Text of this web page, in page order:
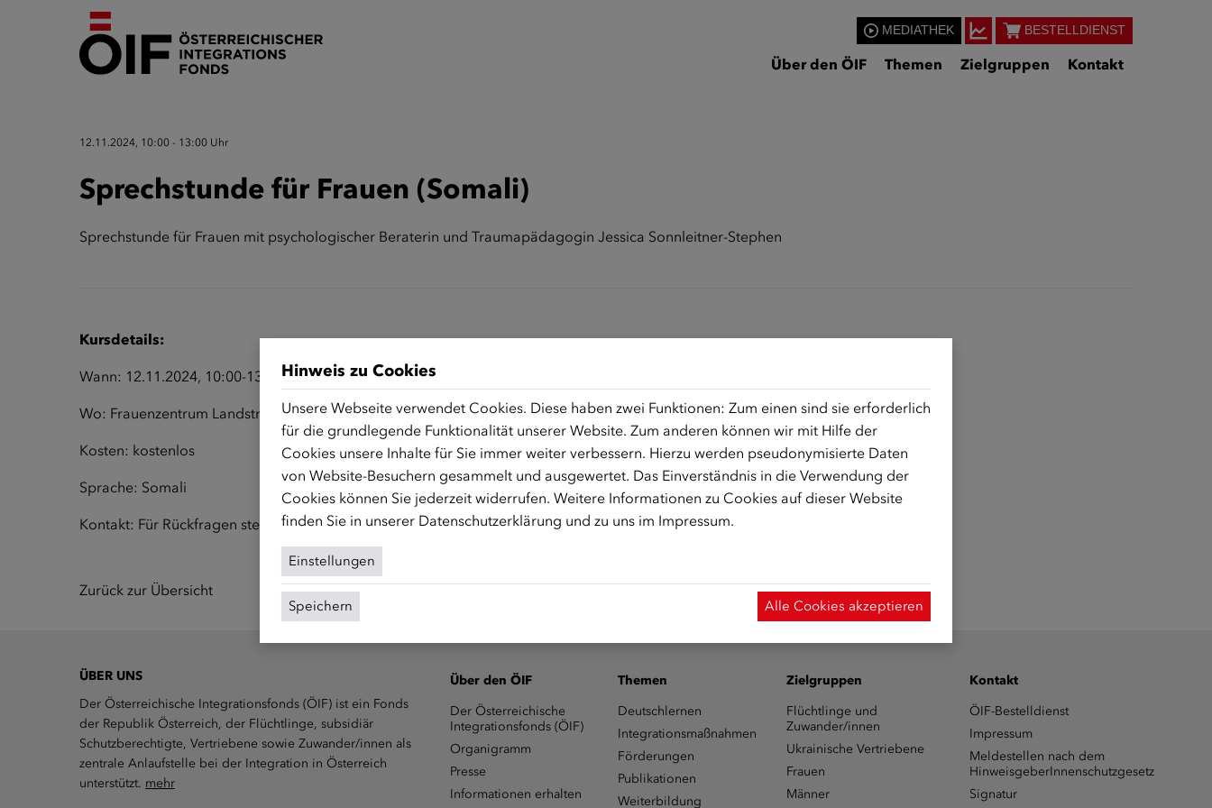
MEDIATHEK BESTELLDIENST
Über den ÖIF Themen Zielgruppen Kontakt
12.11.2024, 10:00 - 13:00 Uhr
Sprechstunde für Frauen (Somali)
Sprechstunde für Frauen mit psychologischer Beraterin und Traumapädagogin Jessica Sonnleitner-Stephen
Kursdetails:
Wann: 12.11.2024, 10:00-13:00 Uhr
Wo: Frauenzentrum Landstraßer Hauptstraße 26, 1030 Wien
Kosten: kostenlos
Sprache: Somali
Kontakt: Für Rückfragen stehen wir unter frauen@integrationsfonds.atzur Verfügung
Zurück zur Übersicht
ÜBER UNS
Der Österreichische Integrationsfonds (ÖIF) ist ein Fonds
der Republik Österreich, der Flüchtlinge, subsidiär
Schutzberechtigte, Vertriebene sowie Zuwander/innen als
zentrale Anlaufstelle bei der Integration in Österreich
unterstützt. mehr
Über den ÖIF
Der Österreichische
Integrationsfonds (ÖIF)
Organigramm
Presse
Informationen erhalten
Themen
Deutschlernen
Integrationsmaßnahmen
Förderungen
Publikationen
Weiterbildung
Zielgruppen
Flüchtlinge und
Zuwander/innen
Ukrainische Vertriebene
Frauen
Männer
Kontakt
ÖIF-Bestelldienst
Impressum
Meldestellen nach dem
HinweisgeberInnenschutzgesetz
Signatur
Hinweis zu Cookies
Unsere Webseite verwendet Cookies. Diese haben zwei Funktionen: Zum einen sind sie erforderlich
für die grundlegende Funktionalität unserer Website. Zum anderen können wir mit Hilfe der
Cookies unsere Inhalte für Sie immer weiter verbessern. Hierzu werden pseudonymisierte Daten
von Website-Besuchern gesammelt und ausgewertet. Das Einverständnis in die Verwendung der
Cookies können Sie jederzeit widerrufen. Weitere Informationen zu Cookies auf dieser Website
finden Sie in unserer Datenschutzerklärung und zu uns im Impressum.
Einstellungen
Speichern Alle Cookies akzeptieren